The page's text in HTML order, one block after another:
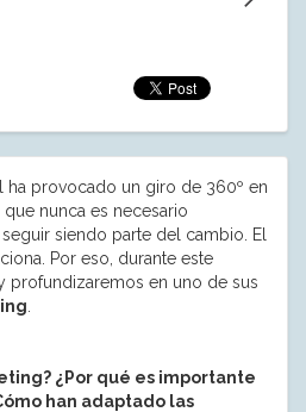
ha provocado un giro de 360º en
que nunca es necesario
siendo parte del cambio. El
Por eso, durante este
profundizaremos en uno de sus
¿Por qué es importante
han adaptado las